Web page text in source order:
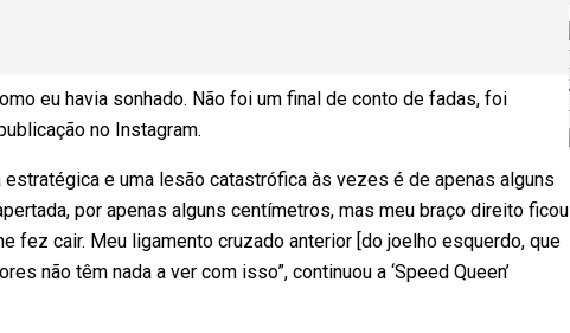
eu havia sonhado. Não foi um final de conto de fadas, foi
no Instagram.
e uma lesão catastrófica às vezes é de apenas alguns
por apenas alguns centímetros, mas meu braço direito ficou
fez cair. Meu ligamento cruzado anterior [do joelho esquerdo, que
não têm nada a ver com isso”, continuou a ‘Speed Queen’